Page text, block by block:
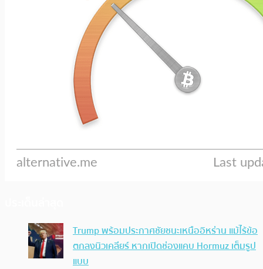
Trump พร้อมประกาศชัยชนะเหนืออิหร่าน แม้ไร้ข้อ
ตกลงนิวเคลียร์ หากเปิดช่องแคบ Hormuz เต็มรูป
แบบ